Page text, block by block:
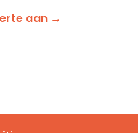
aan →